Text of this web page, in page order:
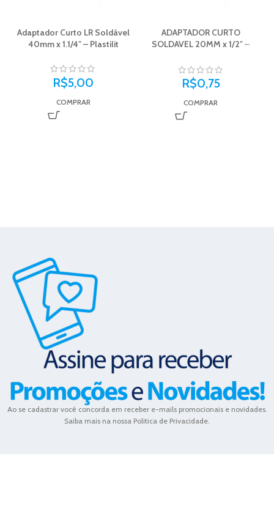
Adaptador Curto LR Soldável
40mm x 1.1/4″ – Plastilit
R$5,00
COMPRAR
ADAPTADOR CURTO
SOLDAVEL 20MM x 1/2″ –
R$0,75
COMPRAR
Ao se cadastrar você concorda em receber e-mails promocionais e novidades.
Saiba mais na nossa Politica de Privacidade.